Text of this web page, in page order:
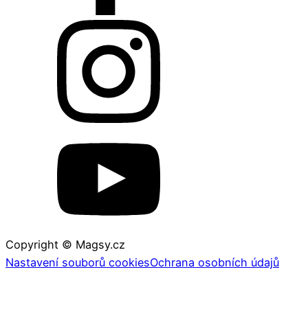
Copyright © Magsy.cz
Nastavení souborů cookiesOchrana osobních údajů